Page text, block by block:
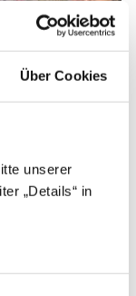
Über Cookies
unserer
„Details“ in